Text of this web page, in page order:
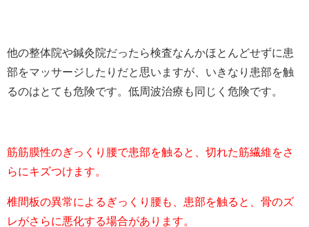
他の整体院や鍼灸院だったら検査なんかほとんどせずに患
部をマッサージしたりだと思いますが、いきなり患部を触
るのはとても危険です。低周波治療も同じく危険です。
筋筋膜性のぎっくり腰で患部を触ると、切れた筋繊維をさ
らにキズつけます。
椎間板の異常によるぎっくり腰も、患部を触ると、骨のズ
レがさらに悪化する場合があります。